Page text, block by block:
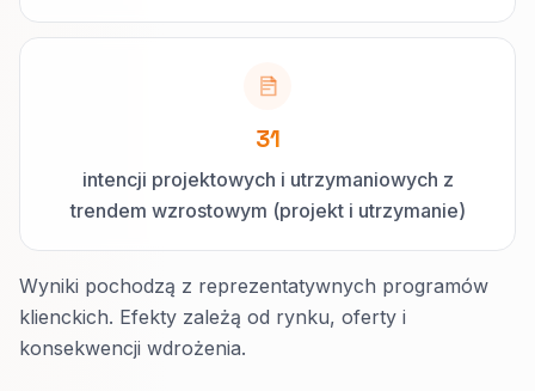
31
intencji projektowych i utrzymaniowych z
trendem wzrostowym (projekt i utrzymanie)
Wyniki pochodzą z reprezentatywnych programów
klienckich. Efekty zależą od rynku, oferty i
konsekwencji wdrożenia.